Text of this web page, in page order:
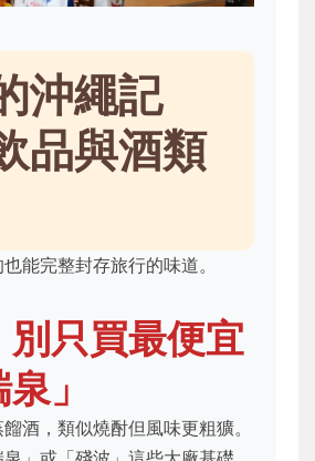
沖繩記
品與酒類
能完整封存旅行的味道。
別只買最便宜
」
酒，類似燒酎但風味更粗獷。